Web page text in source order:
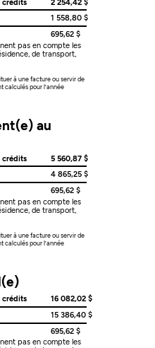
crédits
2 254,42 $
1 558,80 $
695,62 $
pas en compte les
de transport,
à une facture ou servir de
calculés pour l’année
au
crédits
5 560,87 $
4 865,25 $
695,62 $
pas en compte les
de transport,
à une facture ou servir de
calculés pour l’année
crédits
16 082,02 $
15 386,40 $
695,62 $
pas en compte les